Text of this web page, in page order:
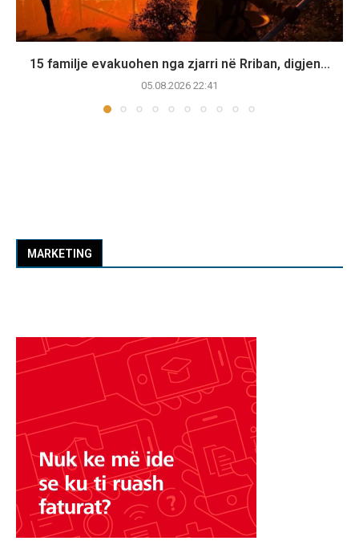
15 familje evakuohen nga zjarri në Rriban, digjen...
05.08.2026 22:41
MARKETING